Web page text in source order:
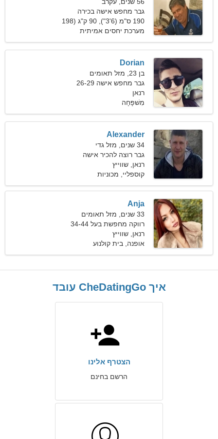
גבר מחפש אישה בכירה
190 ס"מ (6'3"), 90 ק"ג (198
פאונד)
מערכת יחסים אמיתית
Dorian
בן 23, מזל תאומים
גבר מחפש אישה 26-29
רנאן
מִשׁפָּחָה
Alexander
34 שנים, מזל גדי
גבר רוצה להכיר אישה
רנאן, שווייץ
קוספליי, מכוניות
Anja
33 שנים, מזל תאומים
רווקה מחפשת בעל 34-44
רנאן, שווייץ
אופנה, בית קולנוע
איך CheDatingGo עובד
הצטרף אלינו
הרשם בחינם